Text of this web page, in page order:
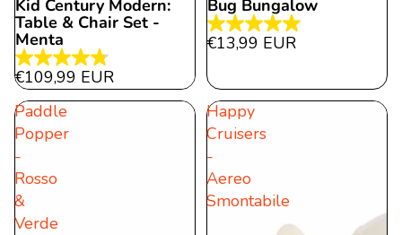
Kid Century Modern:
Table & Chair Set -
Menta
4.8
von
5
Sternen.
€109,99 EUR
Bug Bungalow
4.9
Sternen.
Bewertungen
€13,99 EUR
Paddle
Popper
-
Rosso
&
Verde
Happy
Cruisers
-
Aereo
Smontabile